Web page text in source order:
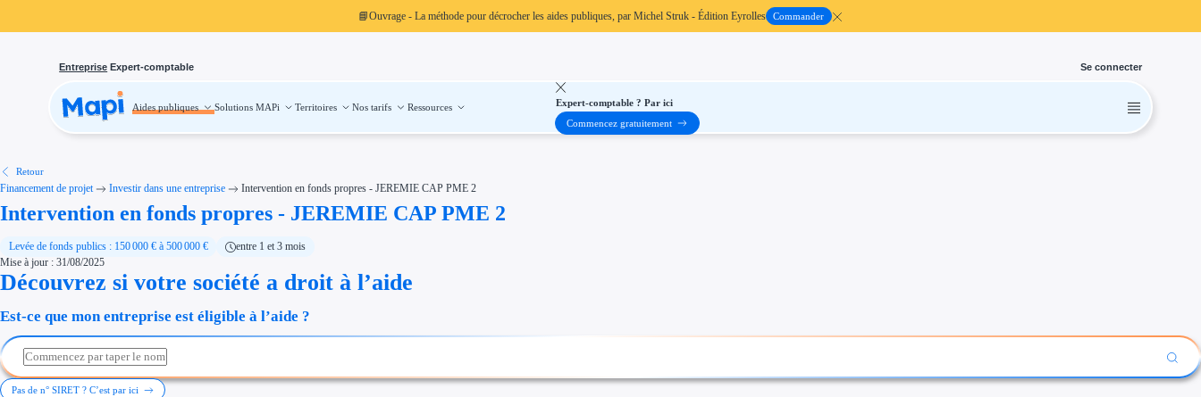
📘Ouvrage - La méthode pour décrocher les aides publiques, par Michel Struk - Édition Eyrolles Commander
Entreprise Expert-comptable Se connecter
Aides publiques Solutions MAPi Territoires Nos tarifs Ressources
Aides publiques
Investissement
Thématiques
Financement innovation
Transition écologique
Développement international
Économies d'énergie et d'eau
Aides RSE entreprise
Étapes de vie
Création d'entreprise
Aides Ressources Humaines
Type de financements
Réduction des coûts
Expert-comptable ? Par ici
Commencez gratuitement
Retour
Financement de projet Investir dans une entreprise Intervention en fonds propres - JEREMIE CAP PME 2
Intervention en fonds propres - JEREMIE CAP PME 2
Levée de fonds publics : 150 000 € à 500 000 €
entre 1 et 3 mois
Mise à jour : 31/08/2025
Découvrez si votre société a droit à l’aide
Est-ce que mon entreprise est éligible à l’aide ?
Pas de n° SIRET ? C’est par ici